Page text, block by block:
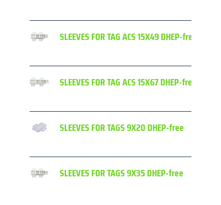
SLEEVES FOR TAG ACS 15X49 DHEP-free
SLEEVES FOR TAG ACS 15X67 DHEP-free
SLEEVES FOR TAGS 9X20 DHEP-free
SLEEVES FOR TAGS 9X35 DHEP-free